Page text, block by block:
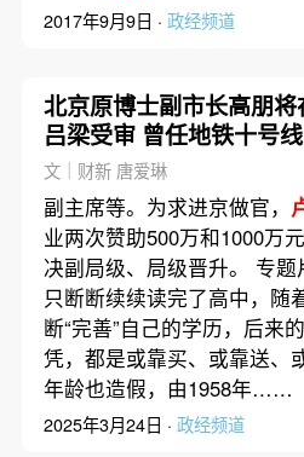
2017年9月9日 · 政经频道
北京原博士副市长高朋将
吕梁受审 曾任地铁十号
资公司一把手
文｜财新 唐爱琳
副主席等。为求进京做官，
业两次赞助500万和1000万
决副局级、局级晋升。 专题
只断断续续读完了高中，随
断“完善”自己的学历，后来
凭，都是或靠买、或靠送、
年龄也造假，由1958年……
2025年3月24日 · 政经频道